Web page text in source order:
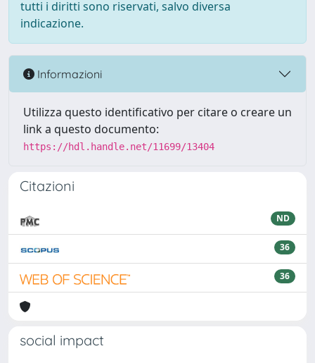
tutti i diritti sono riservati, salvo diversa
indicazione.
Informazioni
Utilizza questo identificativo per citare o creare un
link a questo documento:
https://hdl.handle.net/11699/13404
Citazioni
ND
36
36
social impact